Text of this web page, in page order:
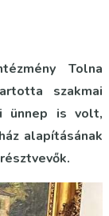
Tolna
szakmai
ünnep is volt,
alapításának